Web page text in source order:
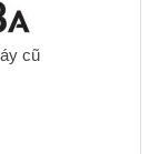
cũ
máy đời mới